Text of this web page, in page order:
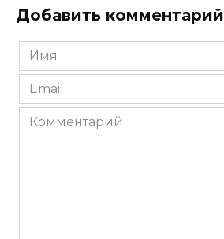
Добавить комментарий
Имя
*
Email
*
Комментарий